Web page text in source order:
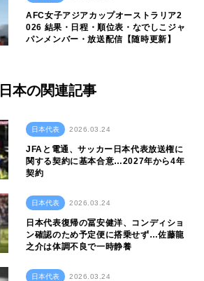
AFC女子アジアカップオーストラリア2
026 結果・日程・順位表・なでしこジャ
パンメンバー・放送配信【随時更新】
日本の関連記事
日本代表 2026.03.24
JFAと電通、サッカー日本代表放送権に
関する契約に基本合意…2027年から4年
契約
日本代表 2026.03.24
日本代表復帰の冨安健洋、コンディショ
ン確認のため予定便に搭乗せず…佐藤龍
之介は体調不良で一時静養
日本代表 2026.03.24